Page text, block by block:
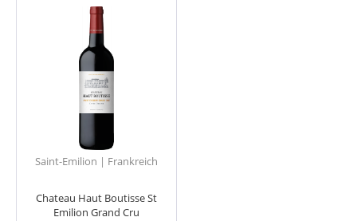
Saint-Emilion | Frankreich
Chateau Haut Boutisse St
Emilion Grand Cru